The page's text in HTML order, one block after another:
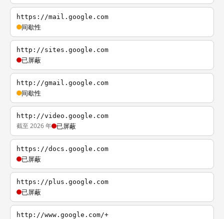
https://mail.google.com
间歇性
http://sites.google.com
已屏蔽
http://gmail.google.com
间歇性
http://video.google.com
截至 2026 年 已屏蔽
https://docs.google.com
已屏蔽
https://plus.google.com
已屏蔽
http://www.google.com/+